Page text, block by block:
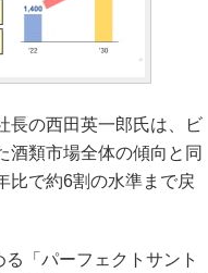
長の西田英一郎氏は、ビ
酒類市場全体の傾向と同
比で約6割の水準まで戻
「パーフェクトサント